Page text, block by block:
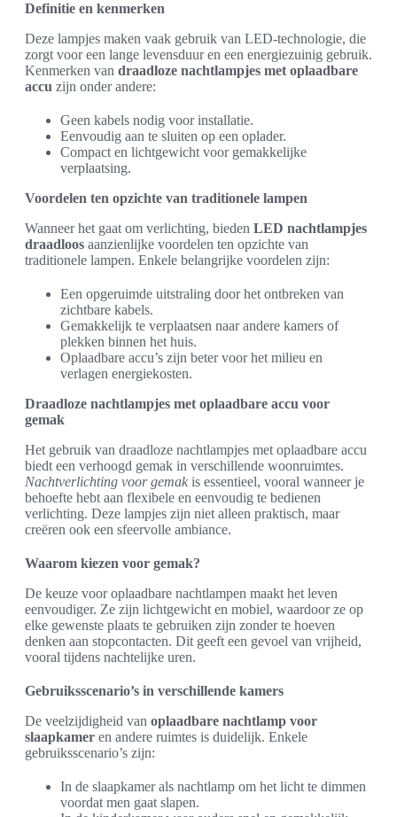
Definitie en kenmerken
Deze lampjes maken vaak gebruik van LED-technologie, die
zorgt voor een lange levensduur en een energiezuinig gebruik.
Kenmerken van draadloze nachtlampjes met oplaadbare
accu zijn onder andere:
Geen kabels nodig voor installatie.
Eenvoudig aan te sluiten op een oplader.
Compact en lichtgewicht voor gemakkelijke
verplaatsing.
Voordelen ten opzichte van traditionele lampen
Wanneer het gaat om verlichting, bieden LED nachtlampjes
draadloos aanzienlijke voordelen ten opzichte van
traditionele lampen. Enkele belangrijke voordelen zijn:
Een opgeruimde uitstraling door het ontbreken van
zichtbare kabels.
Gemakkelijk te verplaatsen naar andere kamers of
plekken binnen het huis.
Oplaadbare accu’s zijn beter voor het milieu en
verlagen energiekosten.
Draadloze nachtlampjes met oplaadbare accu voor
gemak
Het gebruik van draadloze nachtlampjes met oplaadbare accu
biedt een verhoogd gemak in verschillende woonruimtes.
Nachtverlichting voor gemak is essentieel, vooral wanneer je
behoefte hebt aan flexibele en eenvoudig te bedienen
verlichting. Deze lampjes zijn niet alleen praktisch, maar
creëren ook een sfeervolle ambiance.
Waarom kiezen voor gemak?
De keuze voor oplaadbare nachtlampen maakt het leven
eenvoudiger. Ze zijn lichtgewicht en mobiel, waardoor ze op
elke gewenste plaats te gebruiken zijn zonder te hoeven
denken aan stopcontacten. Dit geeft een gevoel van vrijheid,
vooral tijdens nachtelijke uren.
Gebruiksscenario’s in verschillende kamers
De veelzijdigheid van oplaadbare nachtlamp voor
slaapkamer en andere ruimtes is duidelijk. Enkele
gebruiksscenario’s zijn:
In de slaapkamer als nachtlamp om het licht te dimmen
voordat men gaat slapen.